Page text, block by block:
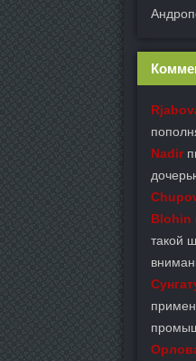
Nadir
Blohin
такой